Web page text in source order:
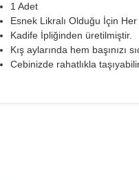
1 Adet
Esnek Likralı Olduğu İçin
Kadife İpliğinden üretilmiştir.
Kış aylarında hem başınızı
Cebinizde rahatlıkla